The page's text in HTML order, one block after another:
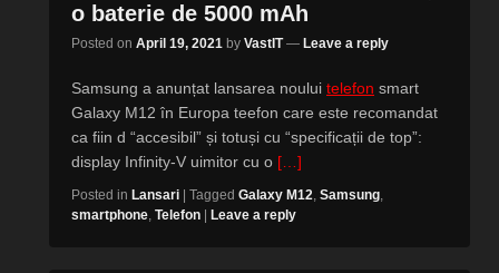
o baterie de 5000 mAh
Posted on April 19, 2021 by VastIT — Leave a reply
Samsung a anunțat lansarea noului telefon smart
Galaxy M12 în Europa teefon care este recomandat
ca fiin d “accesibil” și totuși cu “specificații de top”:
display Infinity-V uimitor cu o […]
Posted in Lansari Tagged Galaxy M12, Samsung,
smartphone, Telefon Leave a reply